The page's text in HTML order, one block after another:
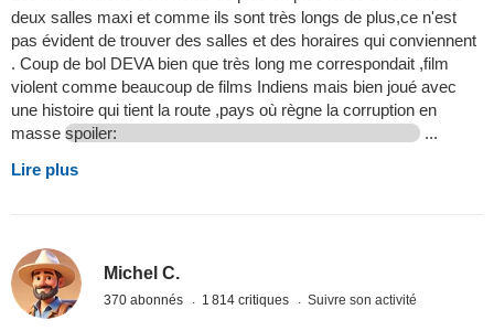
deux salles maxi et comme ils sont très longs de plus,ce n'est
pas évident de trouver des salles et des horaires qui conviennent
. Coup de bol DEVA bien que très long me correspondait ,film
violent comme beaucoup de films Indiens mais bien joué avec
une histoire qui tient la route ,pays où règne la corruption en
masse spoiler:
...
Lire plus
Michel C.
370 abonnés 1 814 critiques Suivre son activité